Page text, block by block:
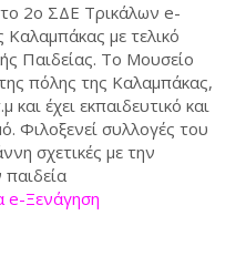
2ο ΣΔΕ Τρικάλων e-
Καλαμπάκας με τελικό
Παιδείας. Το Μουσείο
πόλης της Καλαμπάκας,
έχει εκπαιδευτικό και
Φιλοξενεί συλλογές του
σχετικές με την
παιδεία
e-Ξενάγηση